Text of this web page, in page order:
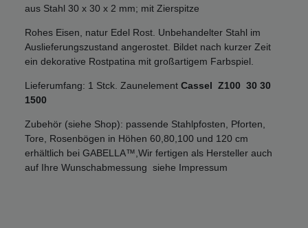
aus Stahl 30 x 30 x 2 mm; mit Zierspitze
Rohes Eisen, natur Edel Rost. Unbehandelter Stahl im
Auslieferungszustand angerostet. Bildet nach kurzer Zeit
ein dekorative Rostpatina mit großartigem Farbspiel.
Lieferumfang: 1 Stck. Zaunelement Cassel Z100 30 30
1500
Zubehör (siehe Shop): passende Stahlpfosten, Pforten,
Tore, Rosenbögen in Höhen 60,80,100 und 120 cm
erhältlich bei GABELLA™,Wir fertigen als Hersteller auch
auf Ihre Wunschabmessung siehe Impressum